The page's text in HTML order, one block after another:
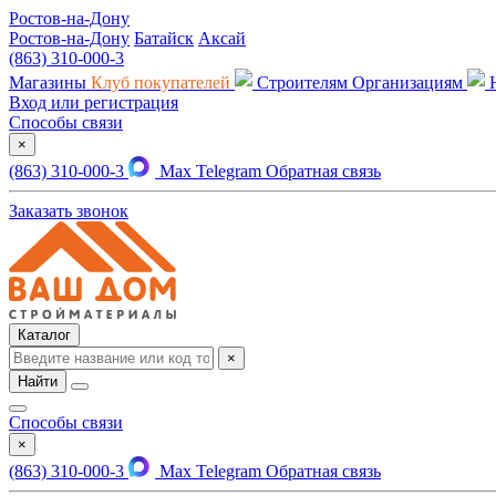
Ростов-на-Дону
Ростов-на-Дону Батайск Аксай
(863) 310-000-3
Магазины Клуб покупателей Строителям Организациям
Вход или регистрация
Способы связи
×
(863) 310-000-3 Max Telegram Обратная связь
Заказать звонок
Каталог
×
Найти
Способы связи
×
(863) 310-000-3 Max Telegram Обратная связь